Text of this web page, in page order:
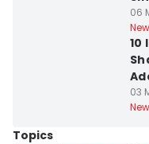
06
10
03
Topics